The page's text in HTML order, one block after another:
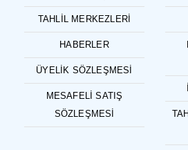
TAHLIL MERKEZLERI
HABERLER
ÜYELIK SÖZLEŞMESI
MESAFELI SATIŞ
SÖZLEŞMESI